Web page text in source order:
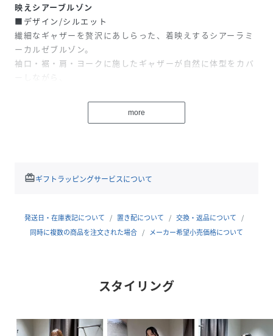
映えシアーブルゾン
■デザイン/シルエット
繊細なギャザーを贅沢にあしらった、着映えするシアーラミ
ーカルゼブルゾン。
袖口・裾・肩・ヨークに施したギャザーが自然に体型をカバ
ーしながら、
Vネックが顔まわりをすっきりと見せ、甘さを抑えた大人の
程よいクロップド丈でバランスが取りやすく、スカートやパ
め付け感のない快適な着心地を叶えます。
日差しよけや冷房対策にも取り入れやすい軽アウターです。
リネンよりも繊維が長く強度があり、通気性・吸湿性・速乾
more
redeemギフトラッピングサービスについて
発送日・在庫表記について 置き配について
交換・返品について
同時に複数の商品を注文された場合
メーカー希望小売価格について
スタイリング